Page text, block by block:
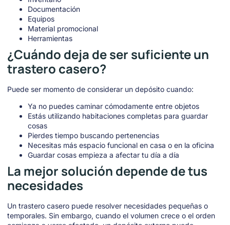
Documentación
Equipos
Material promocional
Herramientas
¿Cuándo deja de ser suficiente un
trastero casero?
Puede ser momento de considerar un depósito cuando:
Ya no puedes caminar cómodamente entre objetos
Estás utilizando habitaciones completas para guardar
cosas
Pierdes tiempo buscando pertenencias
Necesitas más espacio funcional en casa o en la oficina
Guardar cosas empieza a afectar tu día a día
La mejor solución depende de tus
necesidades
Un trastero casero puede resolver necesidades pequeñas o
temporales. Sin embargo, cuando el volumen crece o el orden